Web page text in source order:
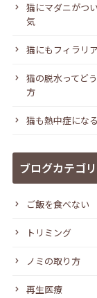
猫にマダニがつ
気
猫にもフィラリ
猫の脱水ってど
方
猫も熱中症にな
ブログカテゴリ
ご飯を食べない
トリミング
ノミの取り方
再生医療